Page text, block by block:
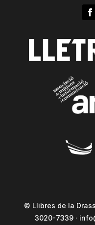
© Llibres de la
3020-7339 ·